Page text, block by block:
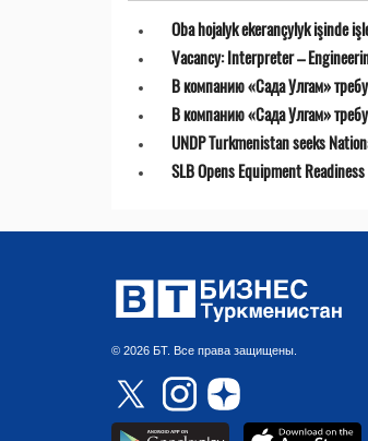
Oba hojalyk ekerançylyk işinde
Vacancy: Interpreter –
В компанию «Сада Улгам»
В компанию «Сада Улгам»
UNDP Turkmenistan seeks
SLB Opens Equipment
© 2026 БТ. Все права защищены.